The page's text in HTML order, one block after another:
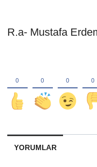
R.a- Mustafa
YORUMLAR